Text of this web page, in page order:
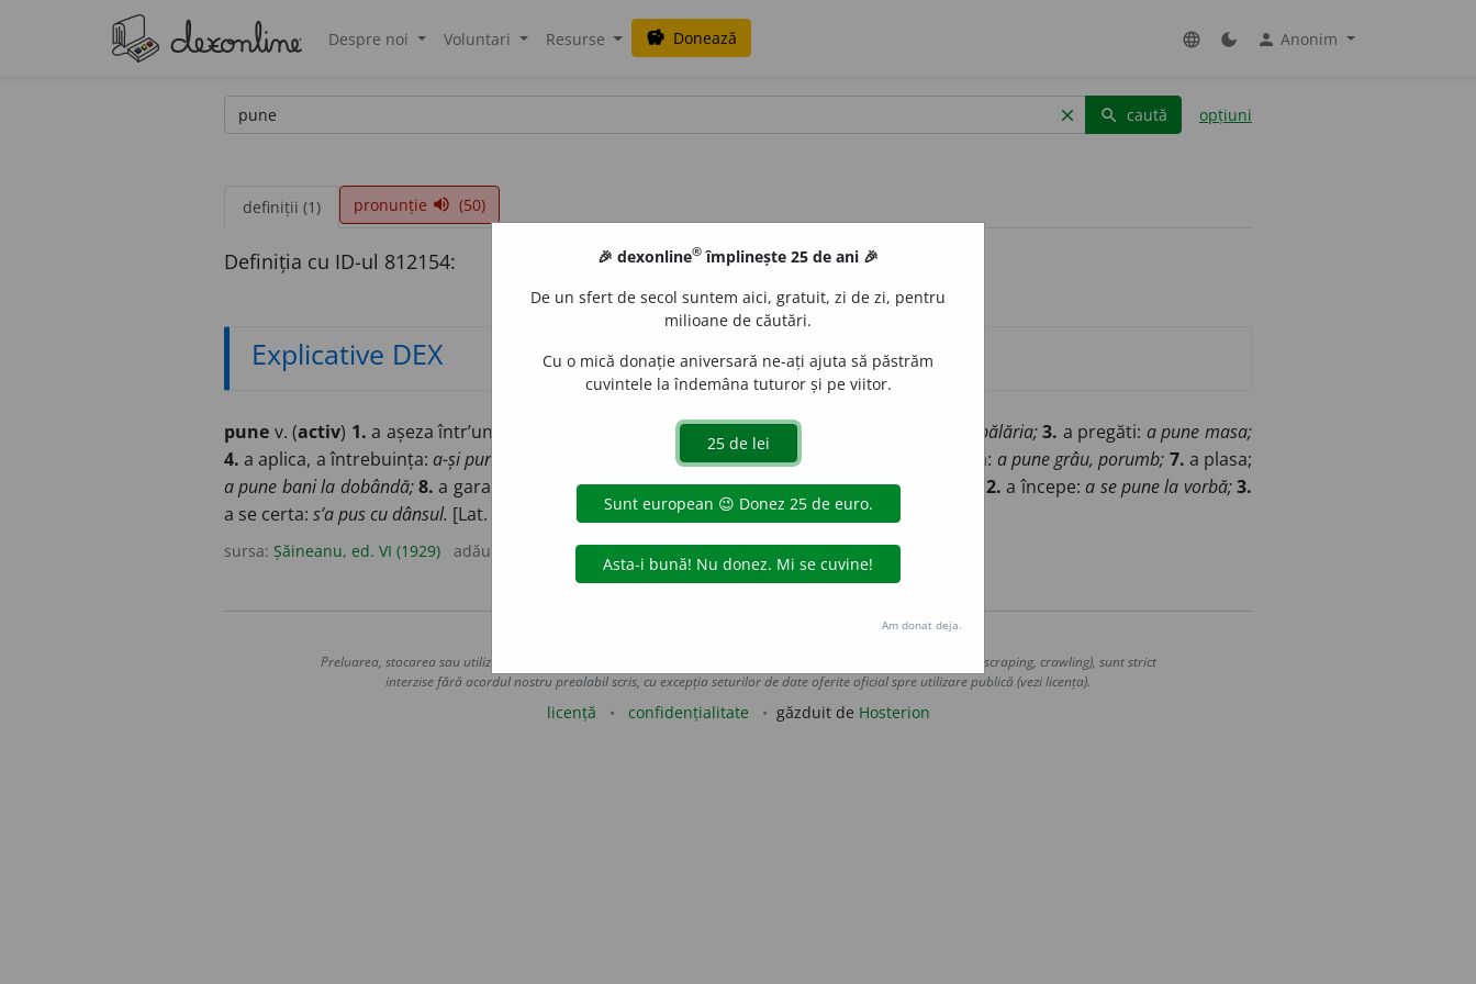
Despre noi Voluntari Resurse savings Donează language dark_mode person Anonim
clear search caută opțiuni
definiții (1) pronunție volume_up (50)
Definiția cu ID-ul 812154:
Explicative DEX
pune v. (activ) 1. a așeza într’un loc anumit: a pune o carte pe masă; 2. a-și pune pălăria; 3. a pregăti: a pune masa;
4. a aplica, a întrebuința:a-și pune toate puterile; a propune:a pune o întrebare: a semăna: a pune grâu, porumb; 7. a plasa;
a pune bani la dobândă; 8. a garanta: a-și pune capul.║ (reciproc)1.a se așeza:pune-te acolo; 2. a începe:a se pune la vorbă; 3.
a se certa: s’a pus cu dânsul. [Lat. PONERE].
sursa: Șăineanu, ed. VI (1929) adăugată de LauraGellner acțiuni
Preluarea, stocarea sau utilizarea datelor de pe acest site, inclusiv prin orice metode de extragere automată (web scraping, crawling), sunt strict
interzise fără acordul nostru prealabil scris, cu excepția seturilor de date oferite oficial spre utilizare publică (vezi licența).
licență confidențialitate găzduit de Hosterion
🎉 dexonline® împlinește 25 de ani 🎉
De un sfert de secol suntem aici, gratuit, zi de zi, pentru
milioane de căutări.
Cu o mică donație aniversară ne-ați ajuta să păstrăm
cuvintele la îndemâna tuturor și pe viitor.
Am donat deja.